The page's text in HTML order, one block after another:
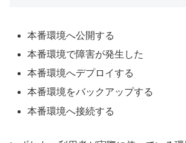
本番環境へ公開する
本番環境で障害が発生した
本番環境へデプロイする
本番環境をバックアップする
本番環境へ接続する